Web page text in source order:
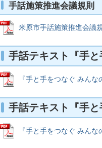
手話施策推進会議規則
米原市手話施策推進会議
手話テキスト『手と
『手と手をつなぐ みん
手話テキスト『手と
『手と手をつなぐ みん